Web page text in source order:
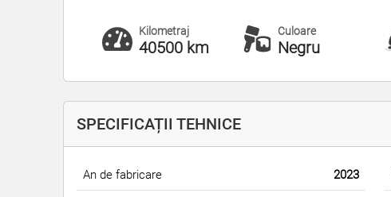
Kilometraj
40500 km
Culoare
Negru
SPECIFICAȚII TEHNICE
An de fabricare 2023